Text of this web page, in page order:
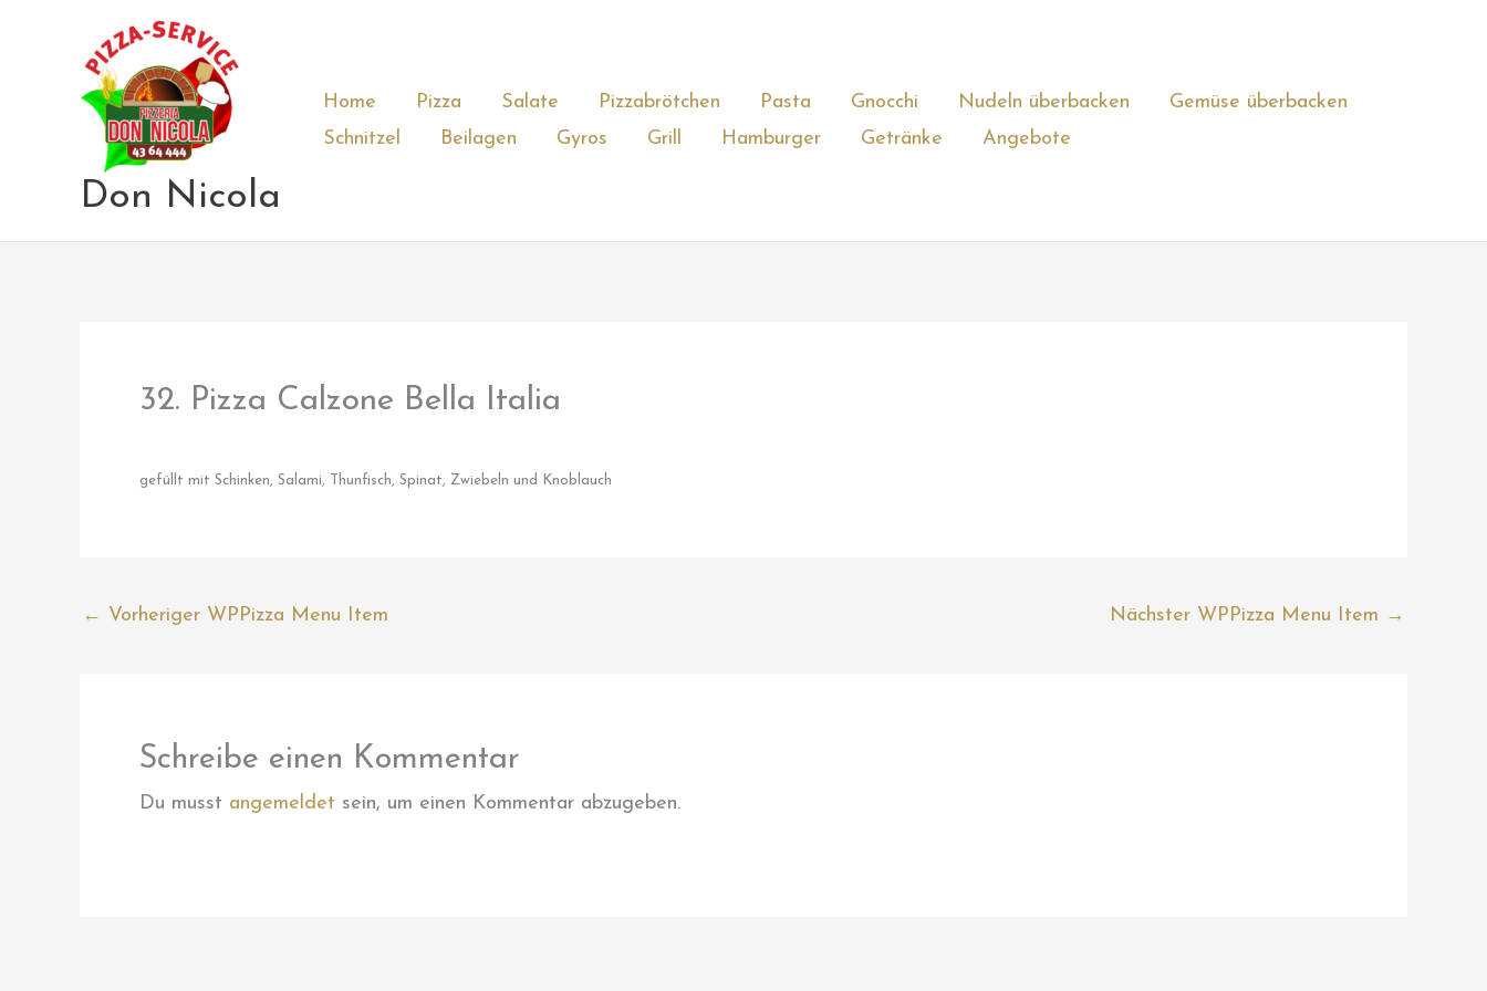
Don Nicola
Home Pizza Salate Pizzabrötchen Pasta Gnocchi Nudeln überbacken
Gemüse überbacken
Schnitzel
Beilagen Gyros Grill Hamburger Getränke Angebote
32. Pizza Calzone Bella Italia
gefüllt mit Schinken, Salami, Thunfisch, Spinat, Zwiebeln und Knoblauch
← Vorheriger WPPizza Menu Item Nächster WPPizza Menu Item →
Schreibe einen Kommentar
Du musst angemeldet sein, um einen Kommentar abzugeben.